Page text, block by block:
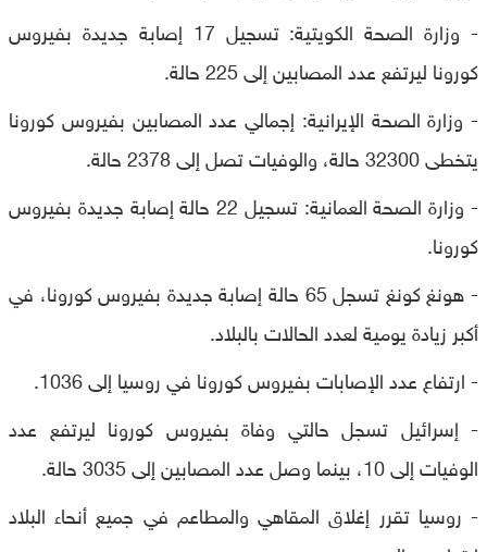
- وزارة الصحة الكويتية: تسجيل 17 إصابة جديدة بفيروس
كورونا ليرتفع عدد المصابين إلى 225 حالة.
- وزارة الصحة الإيرانية: إجمالي عدد المصابين بفيروس كورونا
يتخطى 32300 حالة، والوفيات تصل إلى 2378 حالة.
- وزارة الصحة العمانية: تسجيل 22 حالة إصابة جديدة بفيروس
كورونا.
- هونغ كونغ تسجل 65 حالة إصابة جديدة بفيروس كورونا، في
أكبر زيادة يومية لعدد الحالات بالبلاد.
- ارتفاع عدد الإصابات بفيروس كورونا في روسيا إلى 1036.
- إسرائيل تسجل حالتي وفاة بفيروس كورونا ليرتفع عدد
الوفيات إلى 10، بينما وصل عدد المصابين إلى 3035 حالة.
- روسيا تقرر إغلاق المقاهي والمطاعم في جميع أنحاء البلاد